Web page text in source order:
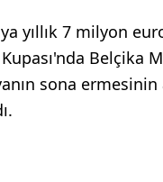
yıllık 7 milyon
Belçika
sona ermesinin